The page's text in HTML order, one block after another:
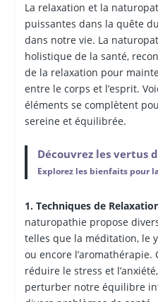
La relaxation et la
puissantes dans la quête
dans notre vie. La
holistique de la santé,
de la relaxation pour
entre le corps et l’esprit.
éléments se complètent
sereine et équilibrée.
Découvrez les vertus
Explorez les bienfaits pour
1. Techniques de
naturopathie propose
telles que la méditation, le
ou encore
réduire le stress et
perturber notre équilibre